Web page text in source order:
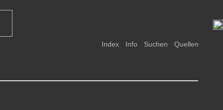
Index Info Suchen Quellen